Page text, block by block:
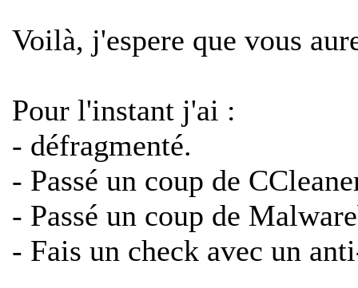
Voilà, j'espere que vous
Pour l'instant j'ai :
- défragmenté.
- Passé un coup de
- Passé un coup de
- Fais un check avec un